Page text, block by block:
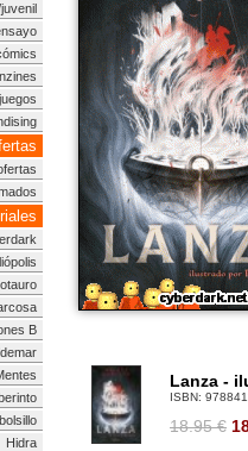
juegos
B
Hidra
Lanza -
ISBN:
18.95 €